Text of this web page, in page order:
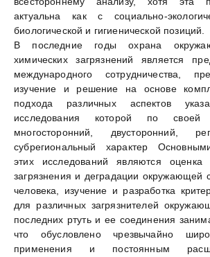
актуальна как с социально-
биологической и гигиенической позиций.
В последние годы охрана
химических загрязнений является
международного сотрудничества,
изучение и решение на основе
подхода различных аспектов
исследования которой по своей
многосторонний, двусторонний,
субрегиональный характер
этих исследований являются оценка
загрязнения и деградации окружающей
человека, изучение и разработка
для различных загрязнителей
последних ртуть и ее соединения
что обусловлено чрезвычайно
применения и постоянным